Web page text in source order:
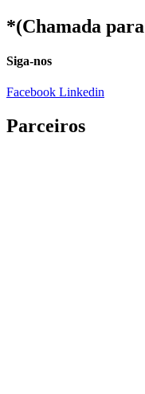
*(Chamada
Siga-nos
Facebook Linkedin
Parceiros